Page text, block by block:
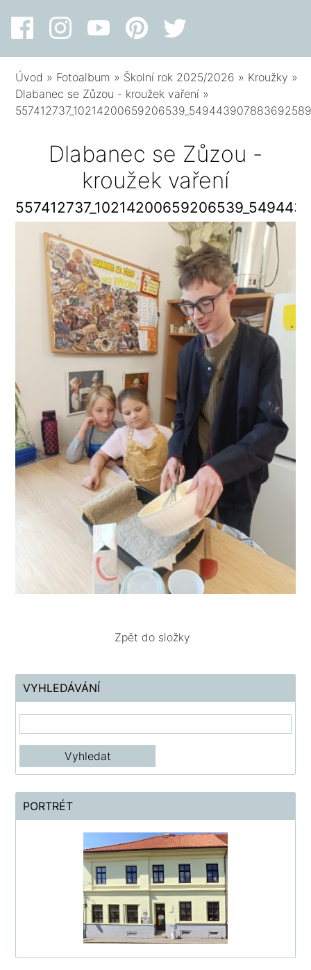
Úvod » Fotoalbum » Školní rok 2025/2026 » Kroužky »
Dlabanec se Zůzou - kroužek vaření »
Dlabanec se Zůzou -
kroužek vaření
Zpět do složky
VYHLEDÁVÁNÍ
PORTRÉT